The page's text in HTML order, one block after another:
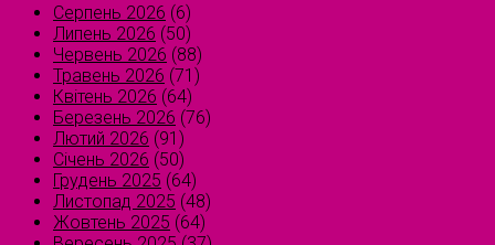
Серпень 2026 (6)
Липень 2026 (50)
Червень 2026 (88)
Травень 2026 (71)
Квітень 2026 (64)
Березень 2026 (76)
Лютий 2026 (91)
Січень 2026 (50)
Грудень 2025 (64)
Листопад 2025 (48)
Жовтень 2025 (64)